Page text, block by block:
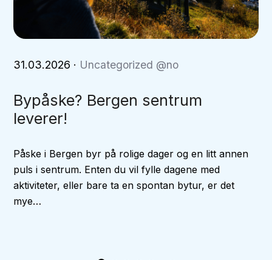
31.03.2026 · Uncategorized @no
Bypåske? Bergen sentrum
leverer!
Påske i Bergen byr på rolige dager og en litt annen
puls i sentrum. Enten du vil fylle dagene med
aktiviteter, eller bare ta en spontan bytur, er det
mye…